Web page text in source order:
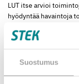
Suostumus
LUT itse arvioi
hyödyntää havaintoja
Tulevat tarpeet
STEKin toimitusjohtaja